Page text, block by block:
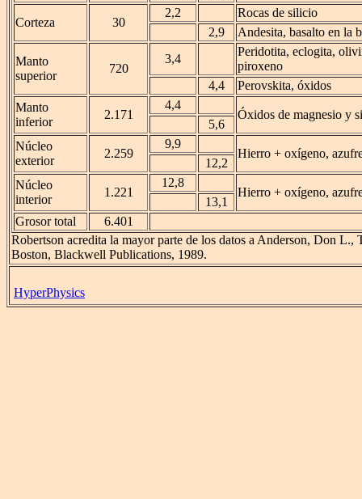
Corteza 30
2,2
Rocas de silicio
2,9
Andesita, basalto en la
Manto
superior
720
3,4
Peridotita, eclogita,
piroxeno
4,4
Perovskita, óxidos
Manto
inferior
2.171
4,4
Óxidos de magnesio y
5,6
Núcleo
exterior
2.259
9,9
Hierro + oxígeno,
12,2
Núcleo
interior
1.221
12,8
Hierro + oxígeno,
13,1
Grosor total
6.401
Robertson acredita la mayor parte de los datos a Anderson, Don L.,
Boston, Blackwell Publications, 1989.
HyperPhysics